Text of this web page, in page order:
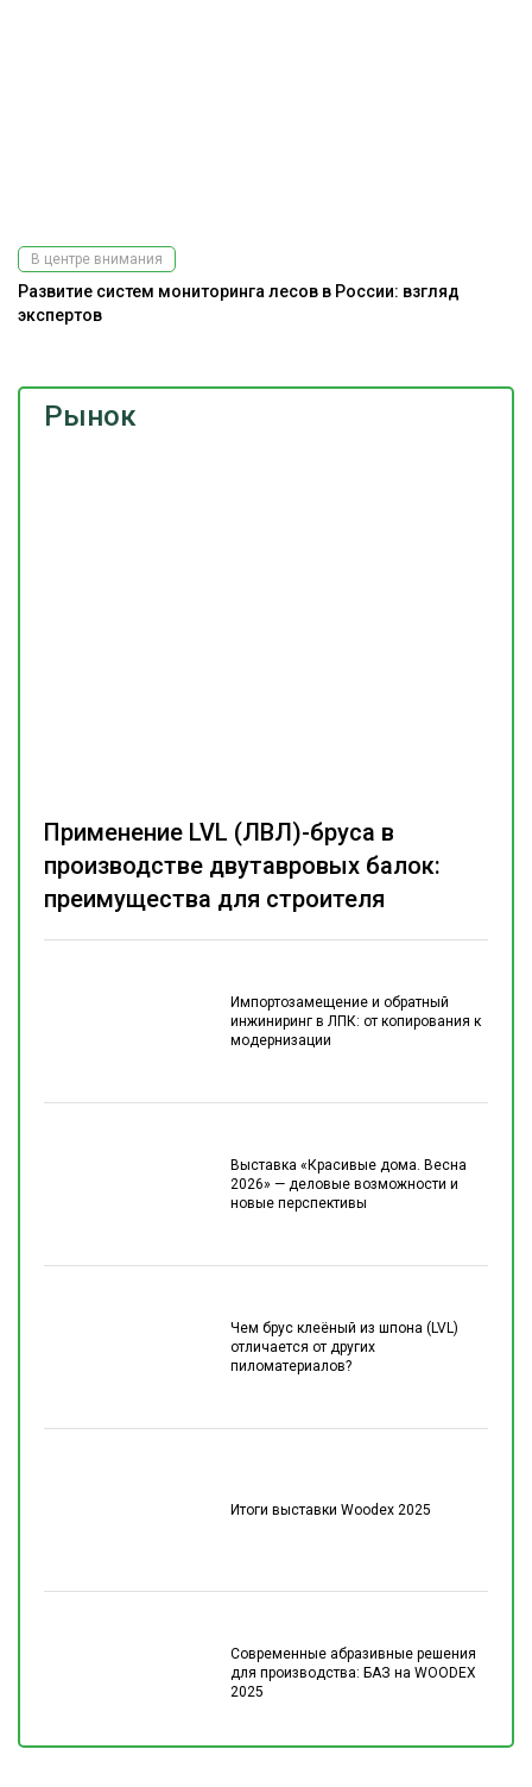
Рынок
Импортозамещение и обратный
инжиниринг в ЛПК: от копирования к
модернизации
Выставка «Красивые дома. Весна
2026» — деловые возможности и
новые перспективы
Чем брус клеёный из шпона (LVL)
отличается от других
пиломатериалов?
Итоги выставки Woodex 2025
Современные абразивные решения
для производства: БАЗ на WOODEX
2025
Применение LVL (ЛВЛ)-бруса в
производстве двутавровых балок:
преимущества для строителя
В центре внимания
Развитие систем мониторинга лесов в России: взгляд
экспертов